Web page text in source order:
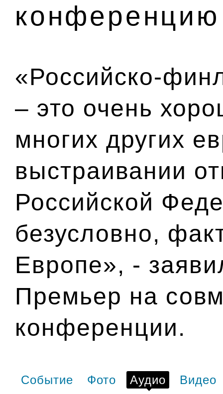
конференцию
«Российско-
– это очень
многих других
выстраивании
Российской
безусловно,
Европе», -
Премьер на
конференции.
Событие Фото Аудио Видео